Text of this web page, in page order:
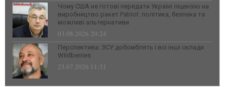
Чому США не готові передати Україні ліцензію на
виробництво ракет Patriot: політика, безпека та
можливі альтернативи
03.08.2026 20:24
Перспектива: ЗСУ добомблять і всі інші склади
Wildberries
23.07.2026 11:31